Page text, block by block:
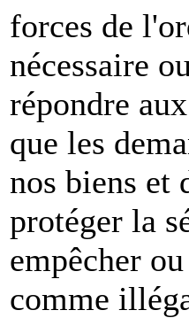
forces de
nécessaire
répondre
que les
nos biens et
protéger la
empêcher
comme